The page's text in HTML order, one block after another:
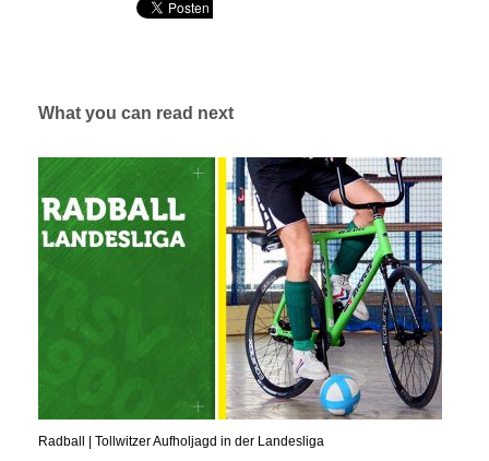
What you can read next
Radball | Tollwitzer Aufholjagd in der Landesliga